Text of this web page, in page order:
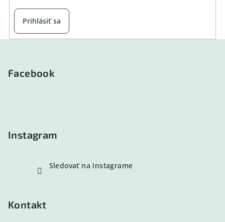
Prihlásiť sa
Facebook
Instagram
Sledovať na Instagrame
Kontakt